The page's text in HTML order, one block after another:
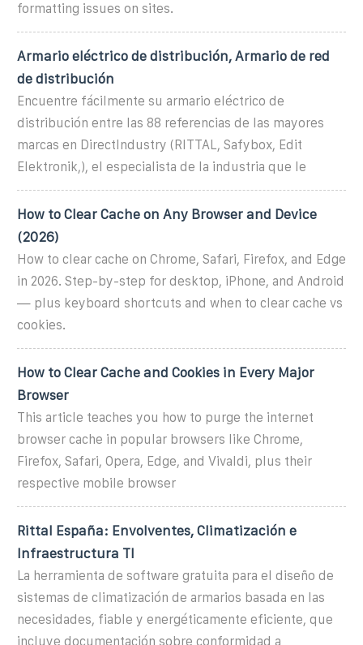
formatting issues on sites.
Armario eléctrico de distribución, Armario de red
de distribución
Encuentre fácilmente su armario eléctrico de
distribución entre las 88 referencias de las mayores
marcas en DirectIndustry (RITTAL, Safybox, Edit
Elektronik,), el especialista de la industria que le
How to Clear Cache on Any Browser and Device
(2026)
How to clear cache on Chrome, Safari, Firefox, and Edge
in 2026. Step-by-step for desktop, iPhone, and Android
— plus keyboard shortcuts and when to clear cache vs
cookies.
How to Clear Cache and Cookies in Every Major
Browser
This article teaches you how to purge the internet
browser cache in popular browsers like Chrome,
Firefox, Safari, Opera, Edge, and Vivaldi, plus their
respective mobile browser
Rittal España: Envolventes, Climatización e
Infraestructura TI
La herramienta de software gratuita para el diseño de
sistemas de climatización de armarios basada en las
necesidades, fiable y energéticamente eficiente, que
incluye documentación sobre conformidad a